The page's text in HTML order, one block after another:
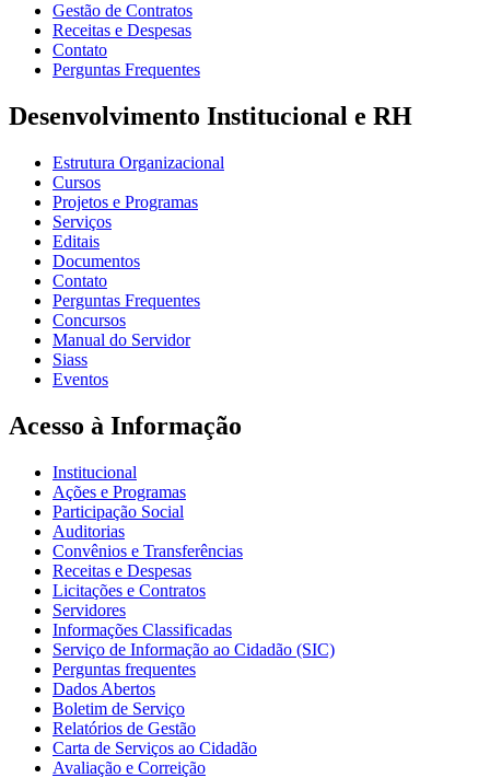
Gestão de Contratos
Receitas e Despesas
Contato
Perguntas Frequentes
Desenvolvimento Institucional e RH
Estrutura Organizacional
Cursos
Projetos e Programas
Serviços
Editais
Documentos
Contato
Perguntas Frequentes
Concursos
Manual do Servidor
Siass
Eventos
Acesso à Informação
Institucional
Ações e Programas
Participação Social
Auditorias
Convênios e Transferências
Receitas e Despesas
Licitações e Contratos
Servidores
Informações Classificadas
Serviço de Informação ao Cidadão (SIC)
Perguntas frequentes
Dados Abertos
Boletim de Serviço
Relatórios de Gestão
Carta de Serviços ao Cidadão
Avaliação e Correição